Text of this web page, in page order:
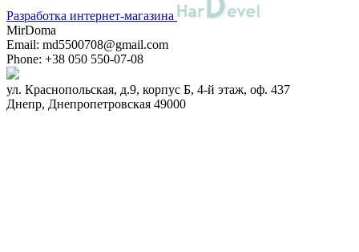
Разработка интернет-магазина
MirDoma
Email: md5500708@gmail.com
Phone: +38 050 550-07-08
ул. Краснопольская, д.9, корпус Б, 4-й этаж, оф. 437
Днепр, Днепропетровская 49000